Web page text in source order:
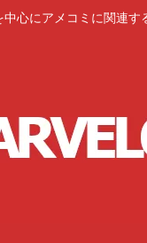
中心にアメコミに関連す